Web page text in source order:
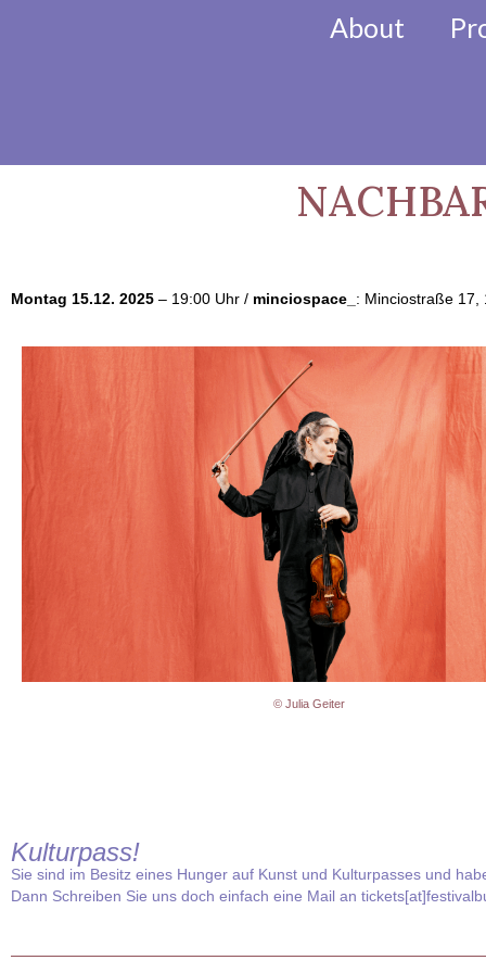
About
Montag 15.12. 2025 – 19:00 Uhr / minciospace_ : Minciostraße 17,
© Julia Geiter
Kulturpass!
Sie sind im Besitz eines Hunger auf Kunst und Kulturpasses und
Dann Schreiben Sie uns doch einfach eine Mail an